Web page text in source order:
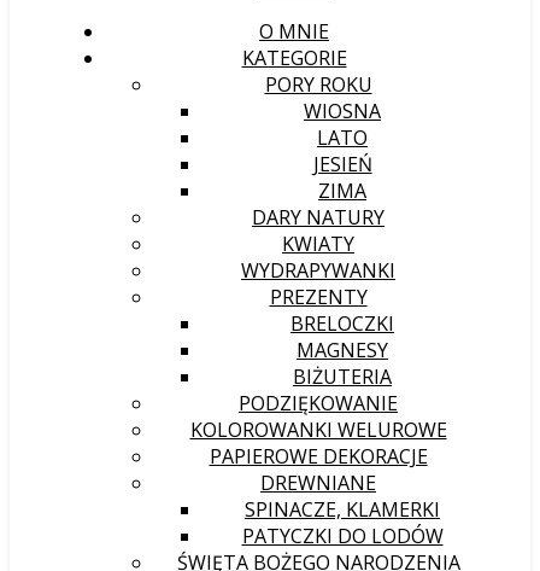
O MNIE
KATEGORIE
PORY ROKU
WIOSNA
LATO
JESIEŃ
ZIMA
DARY NATURY
KWIATY
WYDRAPYWANKI
PREZENTY
BRELOCZKI
MAGNESY
BIŻUTERIA
PODZIĘKOWANIE
KOLOROWANKI WELUROWE
PAPIEROWE DEKORACJE
DREWNIANE
SPINACZE, KLAMERKI
PATYCZKI DO LODÓW
ŚWIĘTA BOŻEGO NARODZENIA